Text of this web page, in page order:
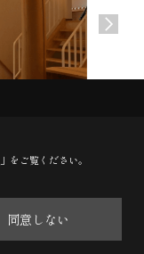
」をご覧ください。
同意しない